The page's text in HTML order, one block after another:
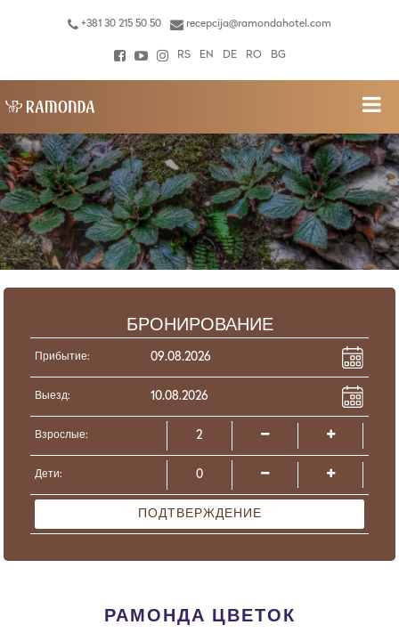
+381 30 215 50 50 recepcija@ramondahotel.com
RS EN DE RO BG
БРОНИРОВАНИЕ
Прибытие:
Выезд:
Взрослые:
Дети:
ПОДТВЕРЖДЕНИЕ
РАМОНДА ЦВЕТОК